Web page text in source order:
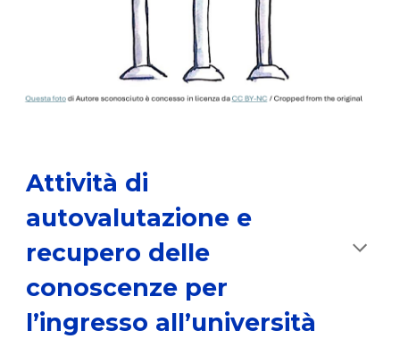
Attività di
autovalutazione e
recupero delle
conoscenze per
l’ingresso all’università